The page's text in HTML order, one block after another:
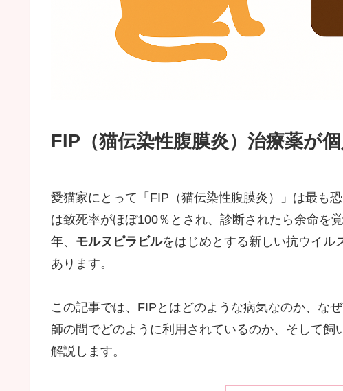
FIP（猫伝染性腹膜炎）治療薬が
愛猫家にとって「FIP（猫伝染性腹膜炎）」は最も
は致死率がほぼ100％とされ、診断されたら余命を
年、 モルヌピラビルをはじめとする新しい抗ウイル
あります。
この記事では、FIPとはどのような病気なのか、な
師の間でどのように利用されているのか、そして飼
解説します。